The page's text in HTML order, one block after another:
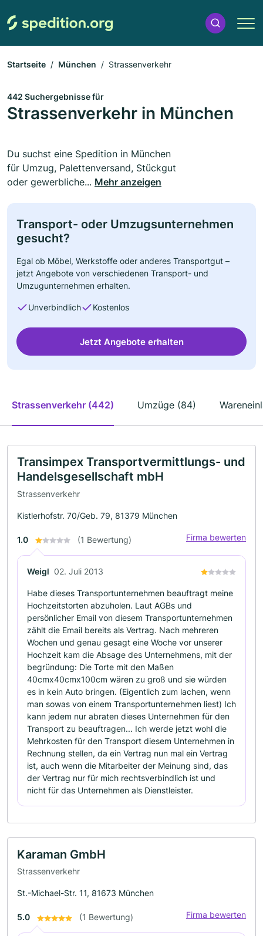
Startseite München Strassenverkehr
442 Suchergebnisse für
Strassenverkehr in München
Du suchst eine Spedition in München
für Umzug, Palettenversand, Stückgut
oder gewerbliche... Mehr anzeigen
Transport- oder Umzugsunternehmen
gesucht?
Egal ob Möbel, Werkstoffe oder anderes Transportgut –
jetzt Angebote von verschiedenen Transport- und
Umzugunternehmen erhalten.
Unverbindlich Kostenlos
Jetzt Angebote erhalten
Strassenverkehr (442) Umzüge (84)
Transimpex Transportvermittlungs- und
Handelsgesellschaft mbH
Strassenverkehr
Kistlerhofstr. 70/Geb. 79, 81379 München
1.0 (1 Bewertung) Firma bewerten
Weigl 02. Juli 2013
Habe dieses Transportunternehmen beauftragt meine
Hochzeitstorten abzuholen. Laut AGBs und
persönlicher Email von diesem Transportunternehmen
zählt die Email bereits als Vertrag. Nach mehreren
Wochen und genau gesagt eine Woche vor unserer
Hochzeit kam die Absage des Unternehmens, mit der
begründung: Die Torte mit den Maßen
40cmx40cmx100cm wären zu groß und sie würden
es in kein Auto bringen. (Eigentlich zum lachen, wenn
man sowas von einem Transportunternehmen liest) Ich
kann jedem nur abraten dieses Unternehmen für den
Transport zu beauftragen... Ich werde jetzt wohl die
Mehrkosten für den Transport diesem Unternehmen in
Rechnung stellen, da ein Vertrag nun mal ein Vertrag
ist, auch wenn die Mitarbeiter der Meinung sind, das
der Vertrag nur für mich rechtsverbindlich ist und
nicht für das Unternehmen als Dienstleister.
Karaman GmbH
Strassenverkehr
St.-Michael-Str. 11, 81673 München
5.0 (1 Bewertung) Firma bewerten